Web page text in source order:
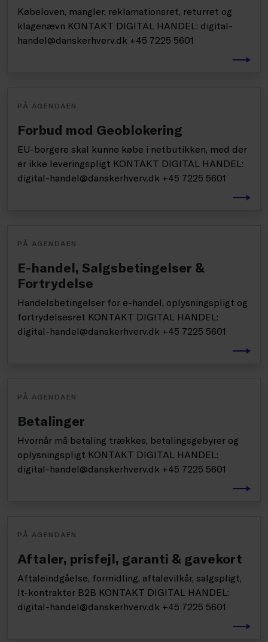
Købeloven, mangler, reklamationsret, returret og
klagenævn KONTAKT DIGITAL HANDEL: digital-
handel@danskerhverv.dk +45 7225 5601
PÅ AGENDAEN
Forbud mod Geoblokering
EU-borgere skal kunne købe i netbutikken, med der
er ikke leveringspligt KONTAKT DIGITAL HANDEL:
digital-handel@danskerhverv.dk +45 7225 5601
PÅ AGENDAEN
E-handel, Salgsbetingelser &
Fortrydelse
Handelsbetingelser for e-handel, oplysningspligt og
fortrydelsesret KONTAKT DIGITAL HANDEL:
digital-handel@danskerhverv.dk +45 7225 5601
PÅ AGENDAEN
Betalinger
Hvornår må betaling trækkes, betalingsgebyrer og
oplysningspligt KONTAKT DIGITAL HANDEL:
digital-handel@danskerhverv.dk +45 7225 5601
PÅ AGENDAEN
Aftaler, prisfejl, garanti & gavekort
Aftaleindgåelse, formidling, aftalevilkår, salgspligt,
It-kontrakter B2B KONTAKT DIGITAL HANDEL:
digital-handel@danskerhverv.dk +45 7225 5601